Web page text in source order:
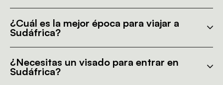
¿Cuál es la mejor época para viajar a
Sudáfrica?
¿Necesitas un visado para entrar en
Sudáfrica?